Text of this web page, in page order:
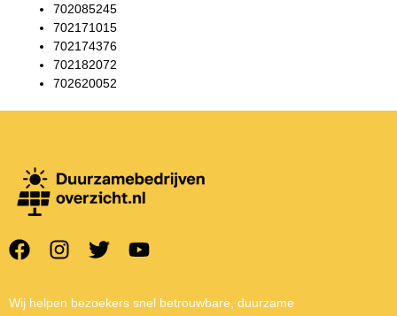
702085245
702171015
702174376
702182072
702620052
Wij helpen bezoekers snel betrouwbare, duurzame